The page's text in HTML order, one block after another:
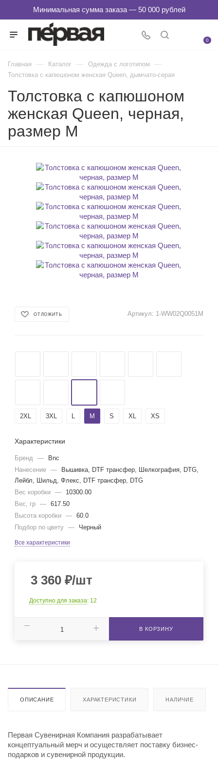
0
Главная — Каталог — Одежда с логотипом —
Толстовка с капюшоном женская Queen, дымчато-серая
Толстовка с капюшоном
женская Queen, черная,
размер M
ОТЛОЖИТЬ Артикул: 1-WW02Q0051M
2XL 3XL L M S XL XS
Характеристики
Бренд —
Bnc
Нанесение —
Вышивка, DTF трансфер, Шелкография, DTG,
Лейбл, Шильд, Флекс, DTF трансфер, DTG
Вес коробки —
10300.00
Вес, гр — 617.50
Высота коробки — 60.0
Подбор по цвету — Черный
Все характеристики
3 360 ₽/шт
Доступно для заказа: 12
В КОРЗИНУ
ОПИСАНИЕ ХАРАКТЕРИСТИКИ НАЛИЧИЕ
Первая Сувенирная Компания разрабатывает
концептуальный мерч и осуществляет поставку бизнес-
подарков и сувенирной продукции.